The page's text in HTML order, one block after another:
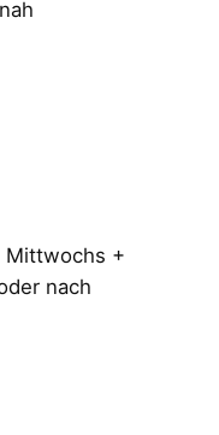
Mittwochs +
nach